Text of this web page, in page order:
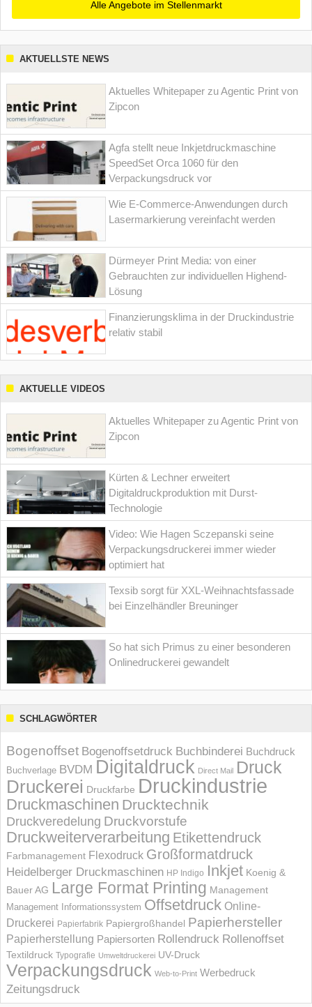
Alle Angebote im Stellenmarkt
AKTUELLSTE NEWS
Aktuelles Whitepaper zu Agentic Print von
Zipcon
Agfa stellt neue Inkjetdruckmaschine
SpeedSet Orca 1060 für den
Verpackungsdruck vor
Wie E-Commerce-Anwendungen durch
Lasermarkierung vereinfacht werden
Dürmeyer Print Media: von einer
Gebrauchten zur individuellen Highend-
Lösung
Finanzierungsklima in der Druckindustrie
relativ stabil
AKTUELLE VIDEOS
Aktuelles Whitepaper zu Agentic Print von
Zipcon
Kürten & Lechner erweitert
Digitaldruckproduktion mit Durst-
Technologie
Video: Wie Hagen Sczepanski seine
Verpackungsdruckerei immer wieder
optimiert hat
Texsib sorgt für XXL-Weihnachtsfassade
bei Einzelhändler Breuninger
So hat sich Primus zu einer besonderen
Onlinedruckerei gewandelt
SCHLAGWÖRTER
Bogenoffset Bogenoffsetdruck Buchbinderei Buchdruck
Buchverlage BVDM Digitaldruck Direct Mail Druck
Druckerei Druckfarbe Druckindustrie
Druckmaschinen Drucktechnik
Druckveredelung Druckvorstufe
Druckweiterverarbeitung Etikettendruck
Farbmanagement Flexodruck Großformatdruck
Heidelberger Druckmaschinen HP Indigo Inkjet Koenig &
Bauer AG Large Format Printing Management
Management Informations­system Offsetdruck Online-
Druckerei Papierfabrik Papiergroßhandel Papierhersteller
Papierherstellung Papiersorten Rollendruck Rollenoffset
Textildruck Typografie Umweltdruckerei UV-Druck
Verpackungsdruck Web-to-Print Werbedruck
Zeitungsdruck